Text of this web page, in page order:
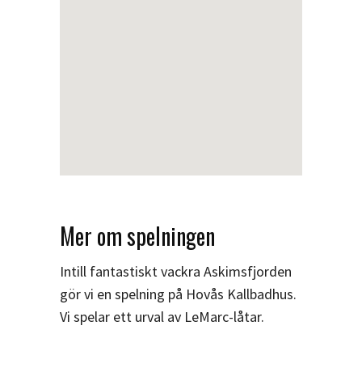
Mer om spelningen
Intill fantastiskt vackra Askimsfjorden
gör vi en spelning på Hovås Kallbadhus.
Vi spelar ett urval av LeMarc-låtar.